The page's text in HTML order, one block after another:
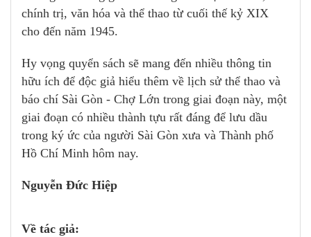
chính trị, văn hóa và thể thao từ cuối thế kỷ XIX
cho đến năm 1945.
Hy vọng quyển sách sẽ mang đến nhiều thông tin
hữu ích để độc giả hiểu thêm về lịch sử thể thao và
báo chí Sài Gòn - Chợ Lớn trong giai đoạn này, một
giai đoạn có nhiều thành tựu rất đáng để lưu dầu
trong ký ức của người Sài Gòn xưa và Thành phố
Hồ Chí Minh hôm nay.
Nguyễn Đức Hiệp
Về tác giả: